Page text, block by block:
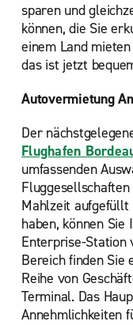
sparen und
können, die Sie
einem Land
das ist jetzt
Autovermietung
Der
Flughafen
umfassenden
Mahlzeit aufgefüllt
haben, können
Enterprise-Station
Bereich finden Sie
Reihe von
Terminal. Das
Annehmlichkeiten